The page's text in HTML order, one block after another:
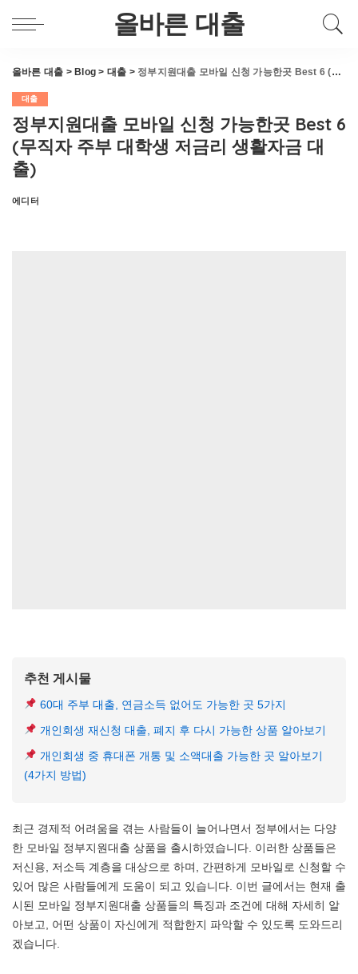
올바른 대출
올바른 대출 > Blog > 대출 > 정부지원대출 모바일 신청 가능한곳 Best 6 (무직자 주부 대학생 저금리 생활자금 대출)
대출
정부지원대출 모바일 신청 가능한곳 Best 6
(무직자 주부 대학생 저금리 생활자금 대
출)
Posted
에디터
추천 게시물
60대 주부 대출, 연금소득 없어도 가능한 곳 5가지
개인회생 재신청 대출, 폐지 후 다시 가능한 상품 알아보기
개인회생 중 휴대폰 개통 및 소액대출 가능한 곳 알아보기
(4가지 방법)
최근 경제적 어려움을 겪는 사람들이 늘어나면서 정부에서는 다양
한 모바일 정부지원대출 상품을 출시하였습니다. 이러한 상품들은
저신용, 저소득 계층을 대상으로 하며, 간편하게 모바일로 신청할 수
있어 많은 사람들에게 도움이 되고 있습니다. 이번 글에서는 현재 출
시된 모바일 정부지원대출 상품들의 특징과 조건에 대해 자세히 알
아보고, 어떤 상품이 자신에게 적합한지 파악할 수 있도록 도와드리
겠습니다.